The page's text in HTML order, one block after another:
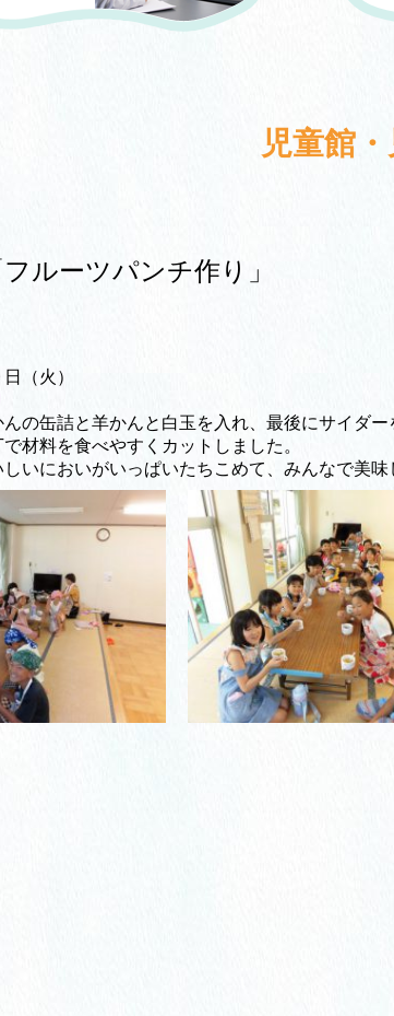
児童館
ルーツパンチ作り」
（火）
の缶詰と羊かんと白玉を入れ、最後にサイダー
材料を食べやすくカットしました。
いにおいがいっぱいたちこめて、みんなで美味